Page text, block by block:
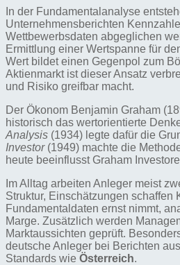
In der Fundamentalanalyse
Unternehmensberichten
Wettbewerbsdaten abgeglichen
Ermittlung einer Wertspanne für
Wert bildet einen Gegenpol zum
Aktienmarkt ist dieser Ansatz
und Risiko greifbar macht.
Der Ökonom Benjamin Graham
historisch das wertorientierte
Analysis (1934) legte dafür die
Investor(1949) machte die
heute beeinflusst Graham
Im Alltag arbeiten Anleger meist
Struktur, Einschätzungen schaffen
Fundamentaldaten ernst nimmt,
Marge. Zusätzlich werden
Marktaussichten geprüft.
deutsche Anleger bei Berichten
Standards wie Österreich.